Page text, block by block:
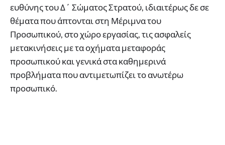
ευθύνης του Δ΄ Σώματος Στρατού, ιδιαιτέρως δε σε
θέματα που άπτονται στη Μέριμνα του
Προσωπικού, στο χώρο εργασίας, τις ασφαλείς
μετακινήσεις με τα οχήματα μεταφοράς
προσωπικού και γενικά στα καθημερινά
προβλήματα που αντιμετωπίζει το ανωτέρω
προσωπικό.